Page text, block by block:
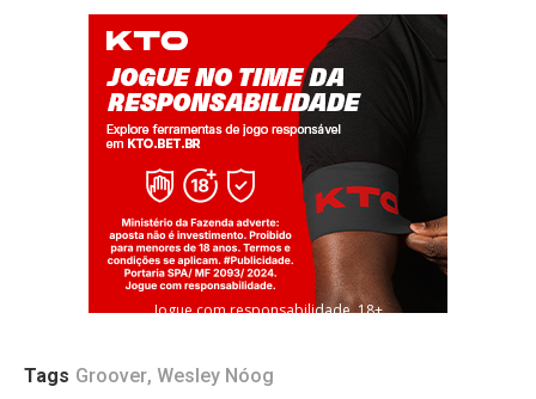
Jogue com responsabilidade. 18+
Tags Groover, Wesley Nóog